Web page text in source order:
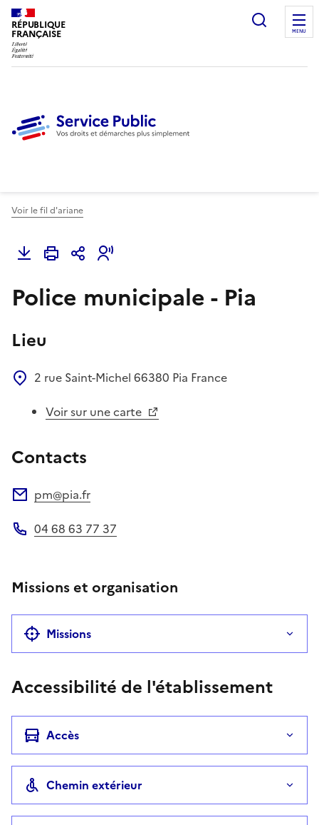
RÉPUBLIQUE
FRANÇAISE
Ouvrir
MENU
Voir le fil d'ariane
Police municipale - Pia
Lieu
2 rue Saint-Michel 66380 Pia France
Voir sur une carte
Contacts
pm@pia.fr
04 68 63 77 37
Missions et organisation
Missions
Accessibilité de l'établissement
Accès
Chemin extérieur